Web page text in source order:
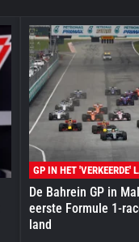
GP IN HET 'VERKEERDE'
De Bahrein GP in
eerste Formule 1-
land